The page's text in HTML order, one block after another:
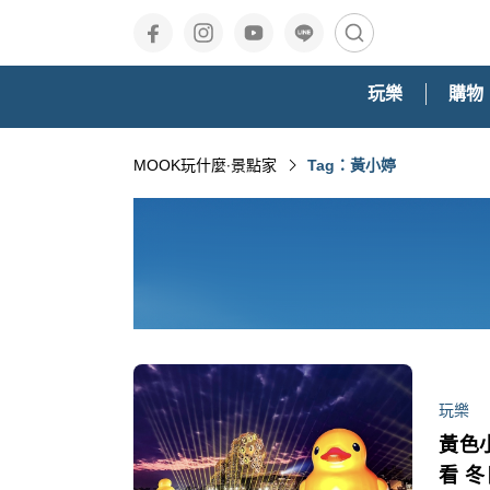
玩樂 購物
MOOK玩什麼‧景點家 Tag：黃小婷
玩樂
黃色
看 冬